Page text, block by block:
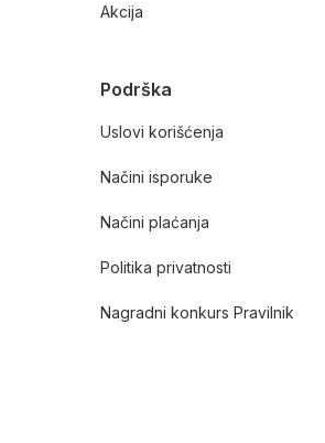
Akcija
Podrška
Uslovi korišćenja
Načini isporuke
Načini plaćanja
Politika privatnosti
Nagradni konkurs Pravilnik